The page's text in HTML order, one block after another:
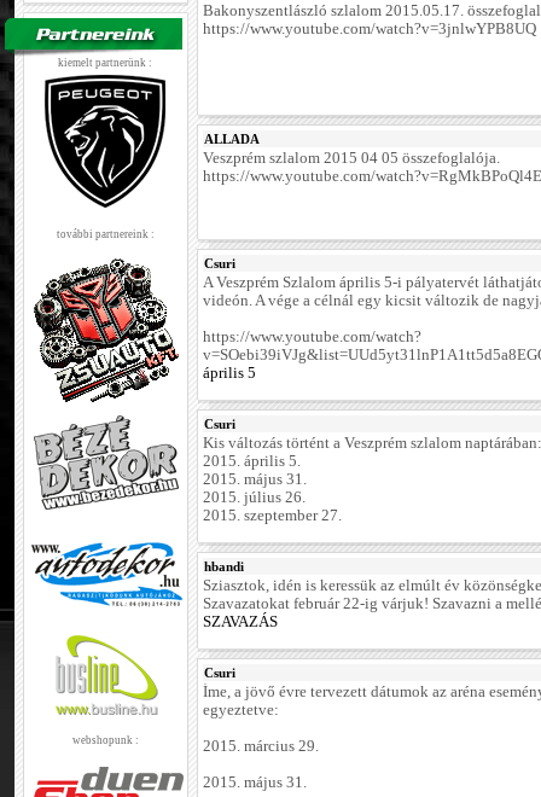
kiemelt partnerünk :
további partnereink :
webshopunk :
Bakonyszentlászló szlalom 2015.05.17.
https://www.youtube.com/watch?v=3jnlwYPB8UQ
ALLADA
Veszprém szlalom 2015 04 05 összefoglalója.
https://www.youtube.com/watch?v=RgMkBPoQl4E
Csuri
A Veszprém Szlalom április 5-i pályatervét
videón. A vége a célnál egy kicsit változik de
https://www.youtube.com/watch?
április 5
Csuri
Kis változás történt a Veszprém szlalom naptárában:
2015. április 5.
2015. május 31.
2015. július 26.
2015. szeptember 27.
hbandi
Sziasztok, idén is keressük az elmúlt év
Szavazatokat február 22-ig várjuk! Szavazni a
SZAVAZÁS
Csuri
Íme, a jövő évre tervezett dátumok az aréna
egyeztetve:
2015. március 29.
2015. május 31.